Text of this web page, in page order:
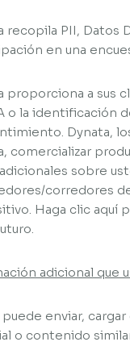
recopila PII, Datos
en una
proporciona a sus
o la identificación
Dynata,
comercializar
sobre
corredores
Haga clic aquí
adicional que
enviar,
o contenido